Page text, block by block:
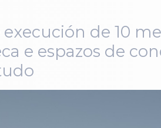
de 10
e espazos de